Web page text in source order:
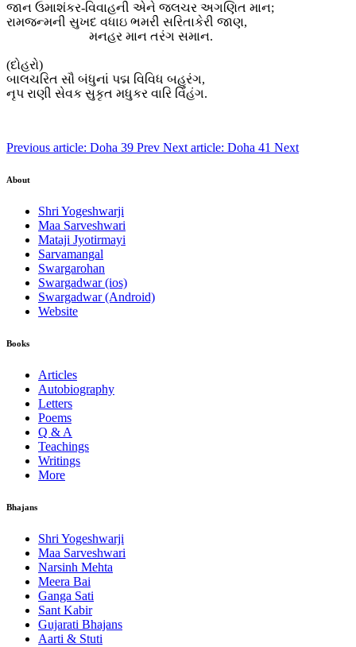
જાન ઉમાશંકર-વિવાહની એને જલચર અગણિત માન;
રામજન્મની સુખદ વધાઇ ભમરી સરિતાકેરી જાણ,
મનહર માન તરંગ સમાન.
(દોહરો)
બાલચરિત સૌ બંધુનાં પદ્મ વિવિધ બહુરંગ,
નૃપ રાણી સેવક સુકૃત મધુકર વારિ વિહંગ.
Previous article: Doha 39 Prev Next article: Doha 41 Next
About
Shri Yogeshwarji
Maa Sarveshwari
Mataji Jyotirmayi
Sarvamangal
Swargarohan
Swargadwar (ios)
Swargadwar (Android)
Website
Books
Articles
Autobiography
Letters
Poems
Q & A
Teachings
Writings
More
Bhajans
Shri Yogeshwarji
Maa Sarveshwari
Narsinh Mehta
Meera Bai
Ganga Sati
Sant Kabir
Gujarati Bhajans
Aarti & Stuti